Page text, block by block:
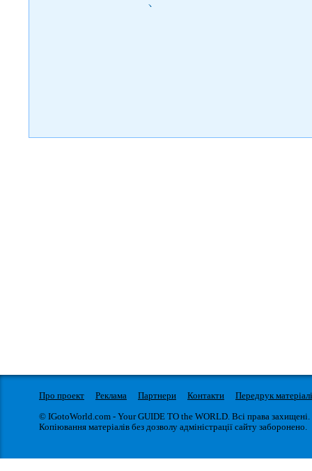
)
Про проект Реклама Партнери Контакти
Передрук
© IGotoWorld.com - Your GUIDE TO the WORLD. Всі права захищені.
Копіювання матеріалів без дозволу адміністрації сайту заборонено.